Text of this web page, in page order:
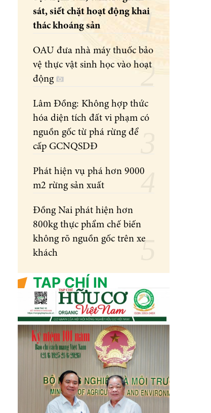
sát, siết chặt hoạt động khai
thác khoáng sản
OAU đưa nhà máy thuốc bảo
vệ thực vật sinh học vào hoạt
động
Lâm Đồng: Không hợp thức
hóa diện tích đất vi phạm có
nguồn gốc từ phá rừng để
cấp GCNQSDĐ
Phát hiện vụ phá hơn 9000
m2 rừng sản xuất
Đồng Nai phát hiện hơn
800kg thực phẩm chế biến
không rõ nguồn gốc trên xe
khách
TẠP CHÍ IN